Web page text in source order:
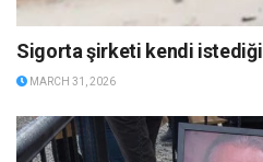
Sigorta şirketi kendi
MARCH 31, 2026